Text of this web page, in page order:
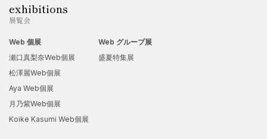
exhibitions
展覧会
Web 個展
瀬口真梨奈Web個展
松澤麗Web個展
Aya Web個展
月乃紫Web個展
Koike Kasumi Web個展
Web グループ展
盛夏特集展